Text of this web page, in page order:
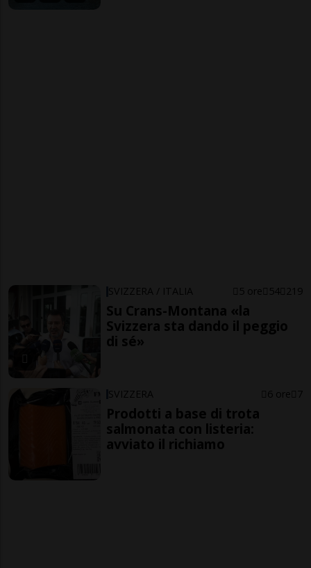
SVIZZERA / ITALIA 5 ore 54 219
Su Crans-Montana «la
Svizzera sta dando il peggio
di sé»
SVIZZERA 6 ore 7
Prodotti a base di trota
salmonata con listeria:
avviato il richiamo